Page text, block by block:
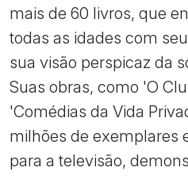
mais de 60 livros, que
todas as idades com
sua visão perspicaz da
Suas obras, como 'O
'Comédias da Vida
milhões de exemplares
para a televisão,